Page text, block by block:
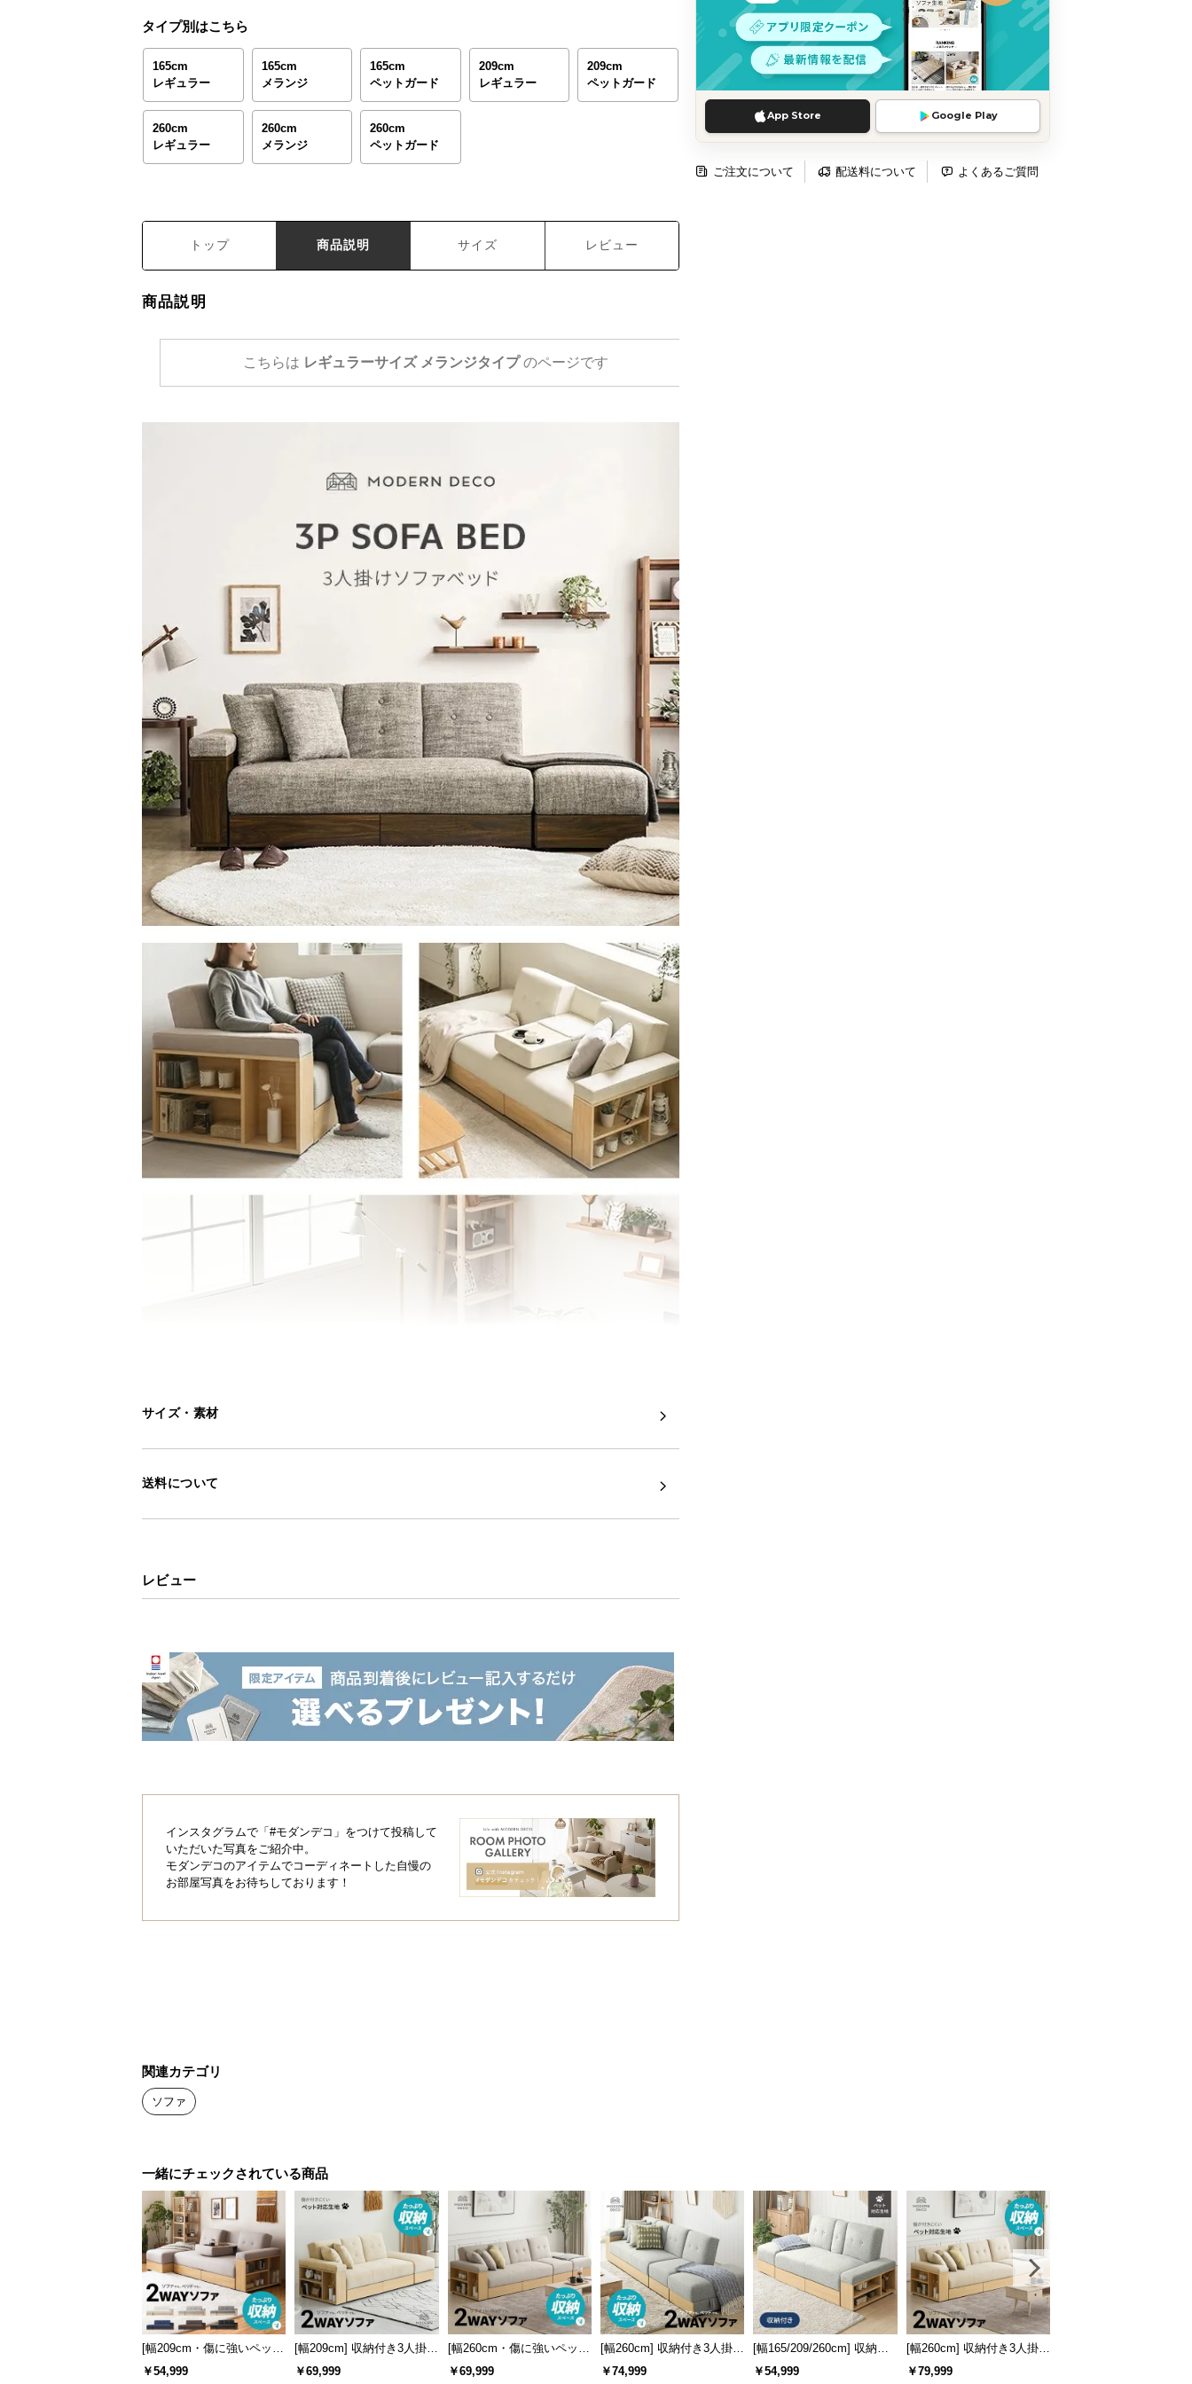
App Store Google Play
ご注文について 配送料について よくあるご質問
タイプ別はこちら
165cm
レギュラー
165cm
メランジ
165cm
ペットガード
209cm
レギュラー
209cm
ペットガード
260cm
レギュラー
260cm
メランジ
260cm
ペットガード
トップ 商品説明 サイズ レビュー
商品説明
こちらは レギュラーサイズ メランジタイプのページです
サイズ・素材
送料について
レビュー
インスタグラムで「#モダンデコ」をつけて投稿して
いただいた写真をご紹介中。
モダンデコのアイテムでコーディネートした自慢の
お部屋写真をお待ちしております！
関連カテゴリ
ソファ
一緒にチェックされている商品
[幅209cm・傷に強いペット
対応生地も] 収納付き3人掛
￥54,999
[幅209cm] 収納付き3人掛け
ソファ 傷に強いペット対応
￥69,999
[幅260cm・傷に強いペット
対応生地も] 収納付き3人掛
￥69,999
[幅260cm] 収納付き3人掛け
ソファ メランジファブリッ
￥74,999
[幅165/209/260cm] 収納付
き3人掛けソファ メランジ
￥54,999
[幅260cm] 収納付き3人掛け
ソファ 傷に強いペット対応
￥79,999